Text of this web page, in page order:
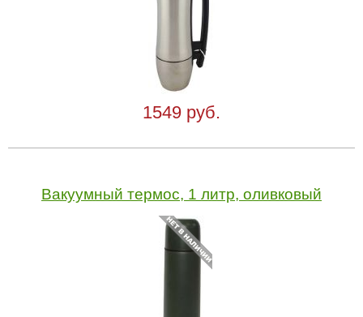
1549 руб.
Вакуумный термос, 1 литр, оливковый